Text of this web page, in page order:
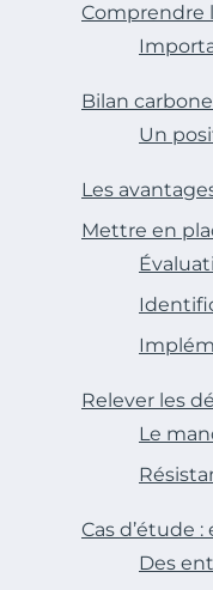
Comprendre
Bilan
Un
Les
Mettre en
Relever les
Le
Cas d’étude
Des